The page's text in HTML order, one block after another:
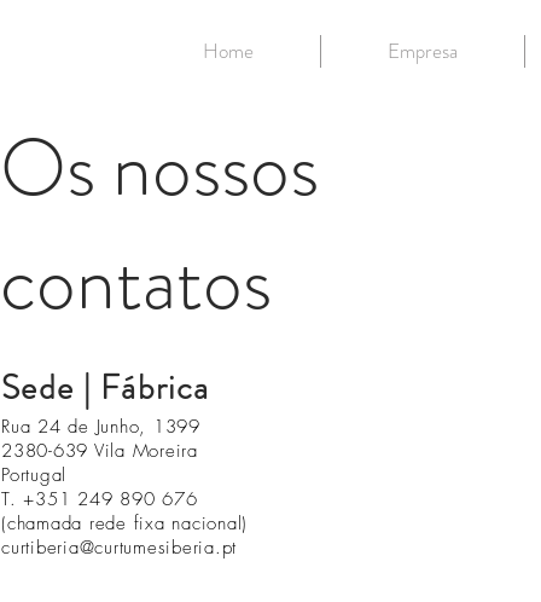
Home Empresa
Os nossos
contatos
Sede | Fábrica
Rua 24 de Junho, 1399
2380-639 Vila Moreira
Portugal
T. +351 249 890 676
(chamada rede fixa nacional)
curtiberia@curtumesiberia.pt